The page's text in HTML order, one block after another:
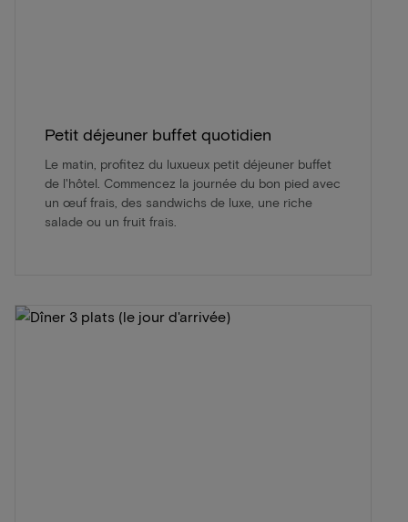
Petit déjeuner buffet quotidien
Le matin, profitez du luxueux petit déjeuner buffet
de l'hôtel. Commencez la journée du bon pied avec
un œuf frais, des sandwichs de luxe, une riche
salade ou un fruit frais.